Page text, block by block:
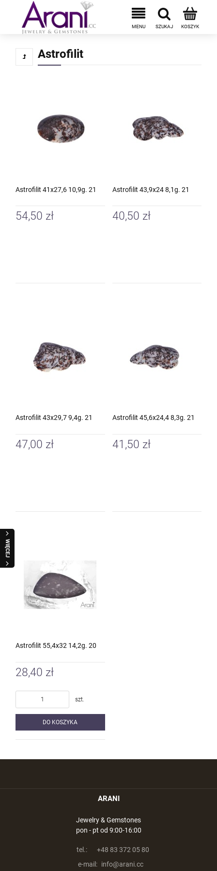
WIĘCEJ
Astrofilit
Astrofilit 41x27,6 10,9g. 21
54,50 zł
Astrofilit 43,9x24 8,1g. 21
40,50 zł
Astrofilit 43x29,7 9,4g. 21
47,00 zł
Astrofilit 45,6x24,4 8,3g. 21
41,50 zł
Astrofilit 55,4x32 14,2g. 20
28,40 zł
szt.
DO KOSZYKA
ARANI
Jewelry & Gemstones
pon - pt od 9:00-16:00
tel.:
+48 83 372 05 80
e-mail: info@arani.cc